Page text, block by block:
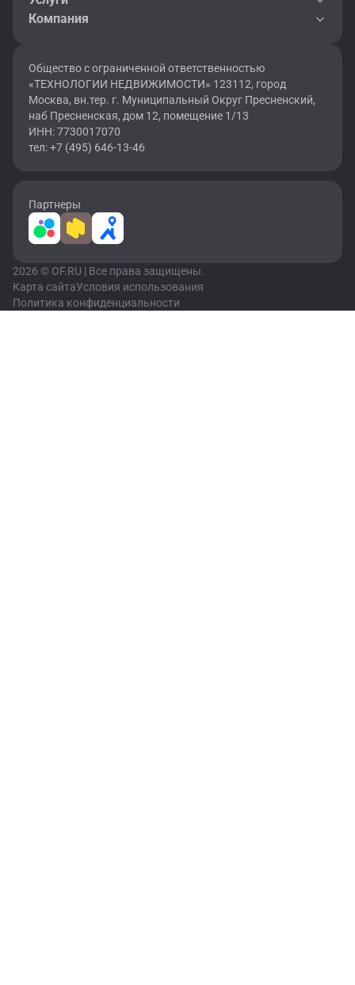
Компания
Общество с ограниченной ответственностью
«ТЕХНОЛОГИИ НЕДВИЖИМОСТИ» 123112, город
Москва, вн.тер. г. Муниципальный Округ Пресненский,
наб Пресненская, дом 12, помещение 1/13
ИНН: 7730017070
тел: +7 (495) 646-13-46
Партнеры
2026 © OF.RU | Все права защищены.
Карта сайтаУсловия использования
Политика конфиденциальности